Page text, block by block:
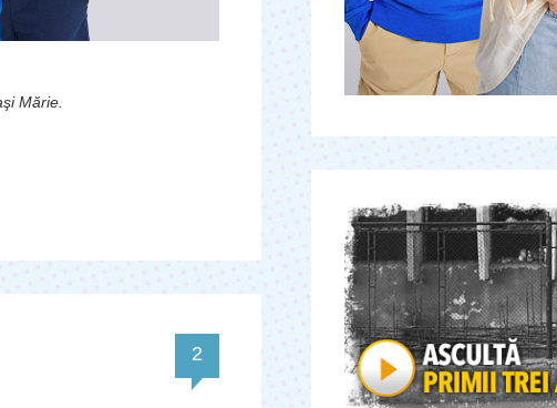
Mărie.
2